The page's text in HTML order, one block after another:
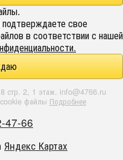
подтверждаете свое
в соответствии с нашей
стр. 2, 1 этаж. info@4766.ru
файлы Подробнее
47-66
Яндекс Картах